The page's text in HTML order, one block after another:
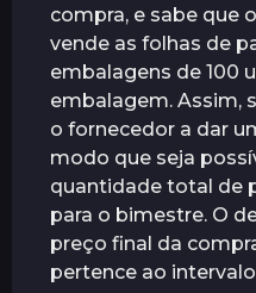
compra, e sabe que
vende as folhas de
embalagens de 100
embalagem. Assim,
o fornecedor a dar
modo que seja
quantidade total de
para o bimestre. O
preço final da
pertence ao intervalo